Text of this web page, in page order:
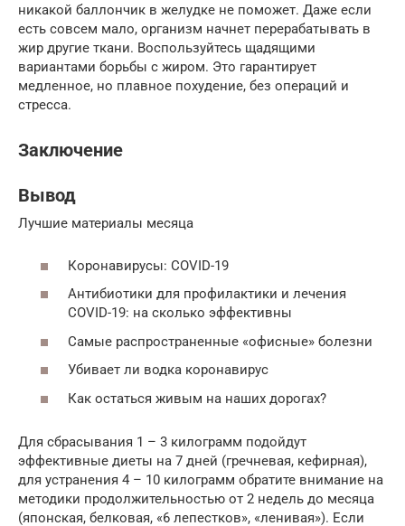
никакой баллончик в желудке не поможет. Даже если
есть совсем мало, организм начнет перерабатывать в
жир другие ткани. Воспользуйтесь щадящими
вариантами борьбы с жиром. Это гарантирует
медленное, но плавное похудение, без операций и
стресса.
Заключение
Вывод
Лучшие материалы месяца
Коронавирусы: COVID-19
Антибиотики для профилактики и лечения
COVID-19: на сколько эффективны
Самые распространенные «офисные» болезни
Убивает ли водка коронавирус
Как остаться живым на наших дорогах?
Для сбрасывания 1 – 3 килограмм подойдут
эффективные диеты на 7 дней (гречневая, кефирная),
для устранения 4 – 10 килограмм обратите внимание на
методики продолжительностью от 2 недель до месяца
(японская, белковая, «6 лепестков», «ленивая»). Если